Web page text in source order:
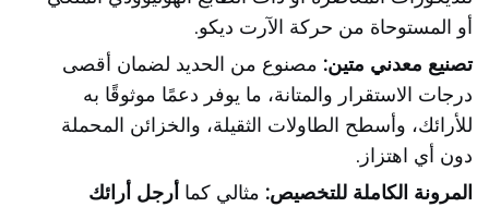
أو المستوحاة من حركة الآرت ديكو.
تصنيع معدني متين: مصنوع من الحديد لضمان أقصى
درجات الاستقرار والمتانة، ما يوفر دعمًا موثوقًا به
للأرائك، وأسطح الطاولات الثقيلة، والخزائن المحملة
دون أي اهتزاز.
المرونة الكاملة للتخصيص: مثالي كما أرجل أرائك